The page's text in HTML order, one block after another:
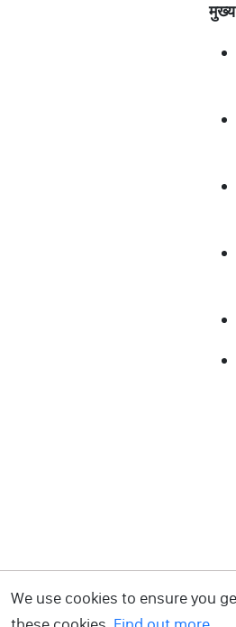
We use cookies to ensure you